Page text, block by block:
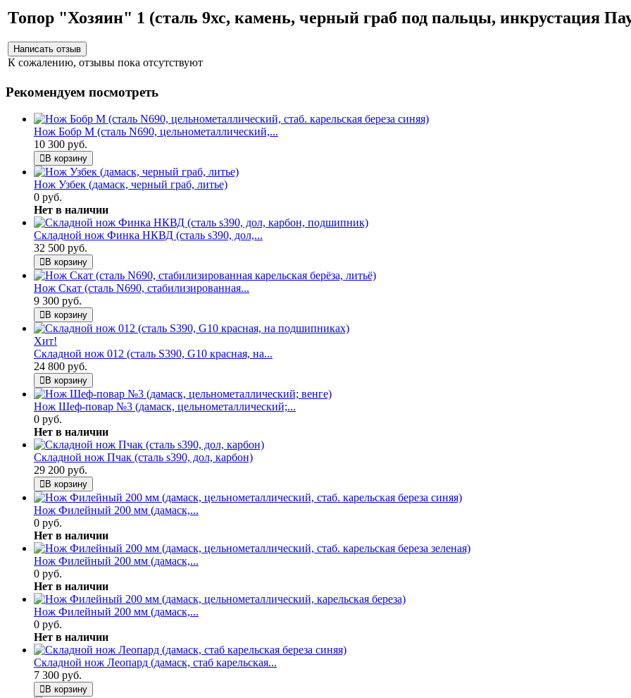
Топор "Хозяин" 1 (сталь 9хс, камень, черный граб под пальцы, инкрустация
К сожалению, отзывы пока отсутствуют
Рекомендуем посмотреть
Нож Бобр М (сталь N690, цельнометаллический,...
10 300 руб.
В корзину
Нож Узбек (дамаск, черный граб, литье)
0 руб.
Нет в наличии
Складной нож Финка НКВД (сталь s390, дол,...
32 500 руб.
В корзину
Нож Скат (сталь N690, стабилизированная...
9 300 руб.
В корзину
Хит!
Складной нож 012 (сталь S390, G10 красная, на...
24 800 руб.
В корзину
Нож Шеф-повар №3 (дамаск, цельнометаллический;...
0 руб.
Нет в наличии
Складной нож Пчак (сталь s390, дол, карбон)
29 200 руб.
В корзину
Нож Филейный 200 мм (дамаск,...
0 руб.
Нет в наличии
Нож Филейный 200 мм (дамаск,...
0 руб.
Нет в наличии
Нож Филейный 200 мм (дамаск,...
0 руб.
Нет в наличии
Складной нож Леопард (дамаск, стаб карельская...
7 300 руб.
В корзину